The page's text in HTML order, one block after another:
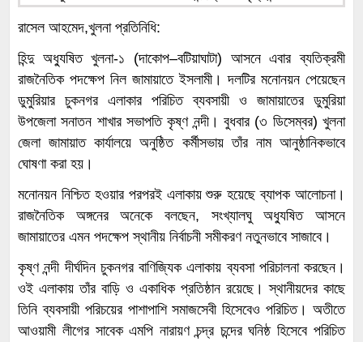
রাসেল আহমেদ,খুলনা প্রতিনিধি:
হিন্দু অধ্যুষিত খুলনা-১ (দাকোপ–বটিয়াঘাটা) আসনে এবার ব্যতিক্রমী
রাজনৈতিক পদক্ষেপ নিল জামায়াতে ইসলামী। দলটির মনোনয়ন পেয়েছেন
ডুমুরিয়ার চুকনগর এলাকার পরিচিত ব্যবসায়ী ও জামায়াতের ডুমুরিয়া
উপজেলা সনাতন শাখার সভাপতি কৃষ্ণ নন্দী। বুধবার (৩ ডিসেম্বর) খুলনা
জেলা জামায়াত কার্যালয়ে অনুষ্ঠিত কর্মীসভায় তাঁর নাম আনুষ্ঠানিকভাবে
ঘোষণা করা হয়।
মনোনয়ন নিশ্চিত হওয়ার পরপরই এলাকায় শুরু হয়েছে ব্যাপক আলোচনা।
রাজনৈতিক অঙ্গনের অনেকে বলছেন, সংখ্যালঘু অধ্যুষিত আসনে
জামায়াতের এমন পদক্ষেপ স্থানীয় নির্বাচনী সমীকরণ নতুনভাবে সাজাবে।
কৃষ্ণ নন্দী দীর্ঘদিন চুকনগর বাণিজ্যিক এলাকায় ব্যবসা পরিচালনা করছেন।
ওই এলাকায় তাঁর বাড়ি ও একাধিক প্রতিষ্ঠান রয়েছে। স্থানীয়দের কাছে
তিনি ব্যবসায়ী পরিচয়ের পাশাপাশি সমাজসেবী হিসেবেও পরিচিত। অতীতে
আওয়ামী লীগের সাবেক এমপি নারায়ণ চন্দ্র চন্দের ঘনিষ্ঠ হিসেবে পরিচিত